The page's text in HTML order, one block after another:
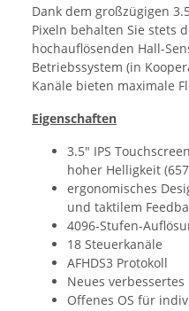
Dank dem großzügigen
Pixeln behalten Sie stets
hochauflösenden Hall-
Betriebssystem (in
Kanäle bieten maximale
Eigenschaften
3.5" IPS
hoher Helligkeit
ergonomisches
und taktilem
4096-Stufen-
18 Steuerkanäle
AFHDS3 Protokoll
Neues verbessertes
Offenes OS für